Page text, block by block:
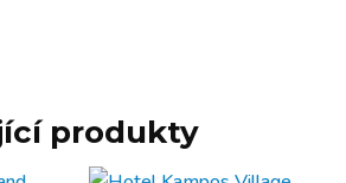
produkty